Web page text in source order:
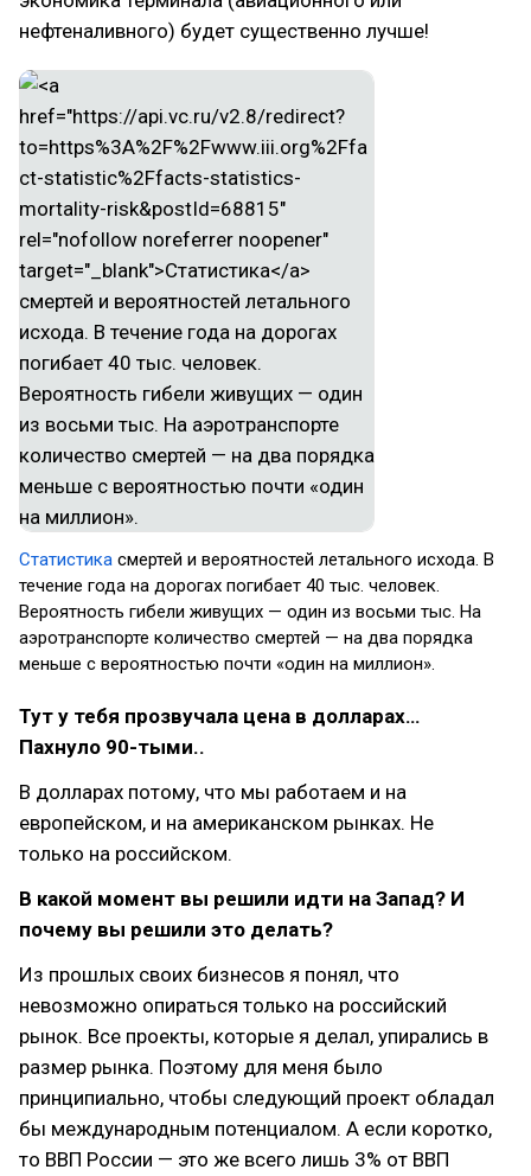
нефтеналивного) будет существенно лучше!
Статистика смертей и вероятностей летального исхода. В
течение года на дорогах погибает 40 тыс. человек.
Вероятность гибели живущих — один из восьми тыс. На
аэротранспорте количество смертей — на два порядка
меньше с вероятностью почти «один на миллион».
Тут у тебя прозвучала цена в долларах…
Пахнуло 90-тыми..
В долларах потому, что мы работаем и на
европейском, и на американском рынках. Не
только на российском.
В какой момент вы решили идти на Запад? И
почему вы решили это делать?
Из прошлых своих бизнесов я понял, что
невозможно опираться только на российский
рынок. Все проекты, которые я делал, упирались в
размер рынка. Поэтому для меня было
принципиально, чтобы следующий проект обладал
бы международным потенциалом. А если коротко,
то ВВП России — это же всего лишь 3% от ВВП